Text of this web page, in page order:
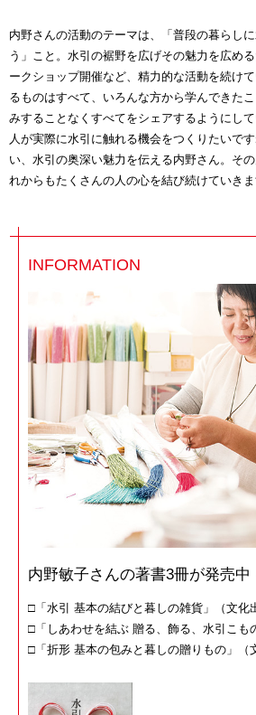
内野さんの活動のテーマは、「普段の暮らし
う」こと。水引の裾野を広げその魅力を広め
ークショップ開催など、精力的な活動を続け
るものはすべて、いろんな方から学んできた
みすることなくすべてをシェアするようにし
人が実際に水引に触れる機会をつくりたいで
い、水引の奥深い魅力を伝える内野さん。そ
れからもたくさんの人の心を結び続けていきま
INFORMATION
内野敏子さんの著書3冊が発売中
□ 「水引 基本の結びと暮しの雑貨」（文化
□ 「しあわせを結ぶ 贈る、飾る、水引こも
□ 「折形 基本の包みと暮しの贈りもの」（